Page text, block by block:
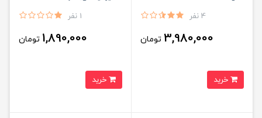
4 نفر
3,980,000 تومان
1 نفر
1,890,000 تومان